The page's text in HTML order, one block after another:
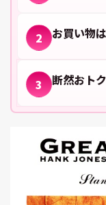
2 お買い物
3 断然おト